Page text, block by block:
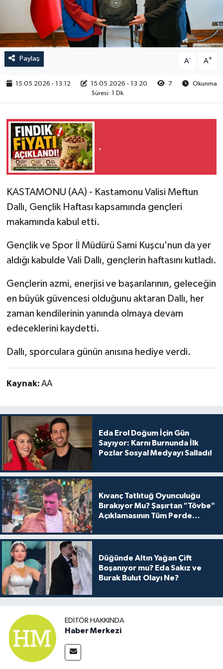
Paylaş A- A+
15.05.2026 - 13:12 15.05.2026 - 13:20 7
Okunma
Süresi: 1 Dk
.
KASTAMONU (AA) - Kastamonu Valisi Meftun
Dallı, Gençlik Haftası kapsamında gençleri
makamında kabul etti.
Gençlik ve Spor İl Müdürü Sami Kuşcu'nun da yer
aldığı kabulde Vali Dallı, gençlerin haftasını kutladı.
Gençlerin azmi, enerjisi ve başarılarının, geleceğin
en büyük güvencesi olduğunu aktaran Dallı, her
zaman kendilerinin yanında olmaya devam
edeceklerini kaydetti.
Dallı, sporculara günün anısına hediye verdi.
Kaynak: AA
Eda Erol Doğum İçin Gün
Sayıyor: Karnı Burnunda İlk
Pozlar Sosyal Medyayı Salladı!
Kıvanç Tatlıtuğ Oyunculuğu
Bırakıyor Mu? Şaşırtan "Tövbe"
Açıklamasının Tüm Perde
Düğünde Altın Yağan Çift
Boşanıyor mu? Eda Sakız ve
Burak Bulut Olayı Ne?
EDITÖR HAKKINDA
Haber Merkezi
RESMİ İLAN